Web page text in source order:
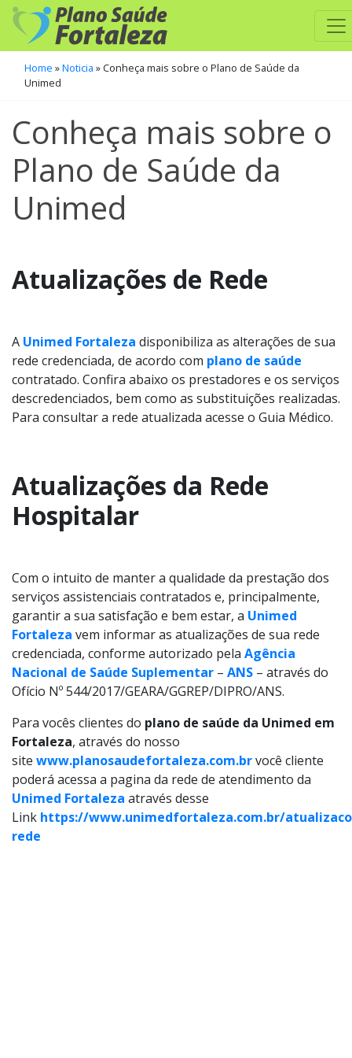
Home »Noticia »Conheça mais sobre o Plano de Saúde da
Unimed
Conheça mais sobre o
Plano de Saúde da
Unimed
Atualizações de Rede
A Unimed Fortaleza disponibiliza as alterações de sua
rede credenciada, de acordo com plano de saúde
contratado. Confira abaixo os prestadores e os serviços
descredenciados, bem como as substituições realizadas.
Para consultar a rede atualizada acesse o Guia Médico.
Atualizações da Rede
Hospitalar
Com o intuito de manter a qualidade da prestação dos
serviços assistenciais contratados e, principalmente,
garantir a sua satisfação e bem estar, a Unimed
Fortaleza vem informar as atualizações de sua rede
credenciada, conforme autorizado pela Agência
Nacional de Saúde Suplementar – ANS – através do
Ofício Nº 544/2017/GEARA/GGREP/DIPRO/ANS.
Para vocês clientes do plano de saúde da Unimed em
Fortaleza, através do nosso
site www.planosaudefortaleza.com.brvocê cliente
poderá acessa a pagina da rede de atendimento da
Unimed Fortaleza através desse
Link https://www.unimedfortaleza.com.br/
rede